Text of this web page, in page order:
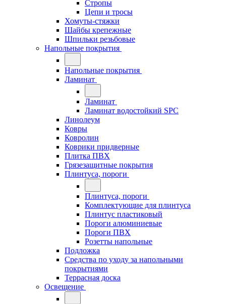
Стропы
Цепи и тросы
Хомуты-стяжки
Шайбы крепежные
Шпильки резьбовые
Напольные покрытия
Напольные покрытия
Ламинат
Ламинат
Ламинат водостойкий SPC
Линолеум
Ковры
Ковролин
Коврики придверные
Плитка ПВХ
Грязезащитные покрытия
Плинтуса, пороги
Плинтуса, пороги
Комплектующие для плинтуса
Плинтус пластиковый
Пороги алюминиевые
Пороги ПВХ
Розетты напольные
Подложка
Средства по уходу за напольными
покрытиями
Террасная доска
Освещение